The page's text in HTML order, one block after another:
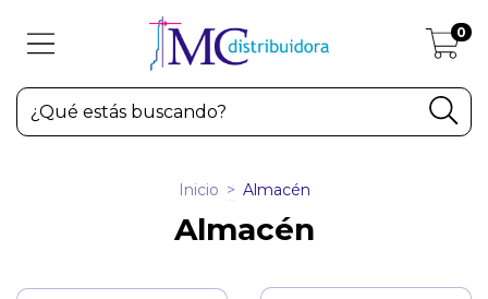
0
Inicio > Almacén
Almacén